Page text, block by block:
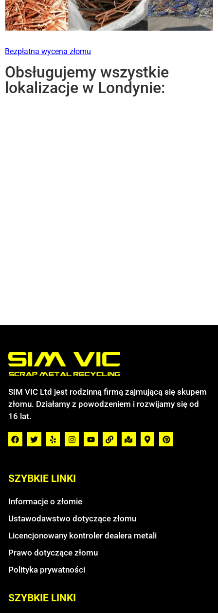
Bezpłatna wycena złomu
Obsługujemy wszystkie
lokalizacje w Londynie:
SIM VIC Ltd jest rodzinną firmą zajmującą się skupem
złomu. Działamy z powodzeniem i rozwijamy się od
16 lat.
SZYBKIE LINKI
Informacje o złomie
Ustawodawstwo dotyczące złomu
Licencjonowany kontroler dealera metali
Prawo dotyczące złomu
Polityka prywatności
SZYBKIE LINKI